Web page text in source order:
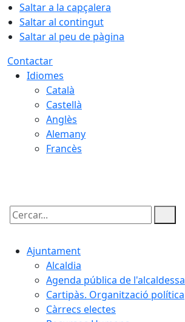
Saltar a la capçalera
Saltar al contingut
Saltar al peu de pàgina
Contactar
Idiomes
Català
Castellà
Anglès
Alemany
Francès
Cercar:
Ajuntament
Alcaldia
Agenda pública de l'alcaldessa
Cartipàs. Organització política
Càrrecs electes